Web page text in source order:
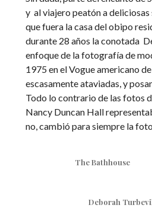
y al viajero peatón a
que fuera la casa del obipo
durante 28 años la conotada
enfoque de la fotografía de
1975 en el Vogue americano
escasamente ataviadas, y
Todo lo contrario de las fotos
Nancy Duncan Hall
no, cambió para siempre la
The Bathhouse
Deborah